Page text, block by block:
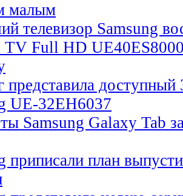
малым
телевизор Samsung
Full HD
представила доступный
UE-32EH6037
Samsung Galaxy Tab
приписали план